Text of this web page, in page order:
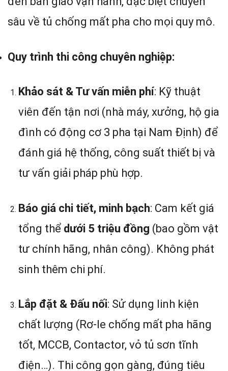
sâu về tủ chống mất pha cho mọi quy mô.
Quy trình thi công chuyên nghiệp:
Khảo sát & Tư vấn miễn phí: Kỹ thuật
viên đến tận nơi (nhà máy, xưởng, hộ gia
đình có động cơ 3 pha tại Nam Định) để
đánh giá hệ thống, công suất thiết bị và
tư vấn giải pháp phù hợp.
Báo giá chi tiết, minh bạch: Cam kết giá
tổng thể dưới 5 triệu đồng (bao gồm vật
tư chính hãng, nhân công). Không phát
sinh thêm chi phí.
Lắp đặt & Đấu nối: Sử dụng linh kiện
chất lượng (Rơ-le chống mất pha hãng
tốt, MCCB, Contactor, vỏ tủ sơn tĩnh
điện…). Thi công gọn gàng, đúng tiêu